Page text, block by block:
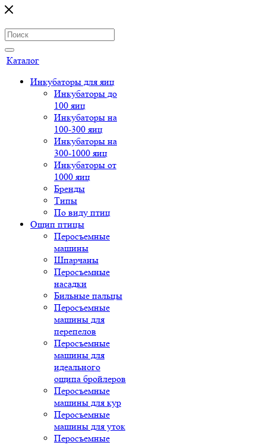
Каталог
Инкубаторы для яиц
Инкубаторы до
100 яиц
Инкубаторы на
100-300 яиц
Инкубаторы на
300-1000 яиц
Инкубаторы от
1000 яиц
Бренды
Типы
По виду птиц
Ощип птицы
Перосъемные
машины
Шпарчаны
Перосъемные
насадки
Бильные пальцы
Перосъемные
машины для
перепелов
Перосъемные
машины для
идеального
ощипа бройлеров
Перосъемные
машины для кур
Перосъемные
машины для уток
Перосъемные